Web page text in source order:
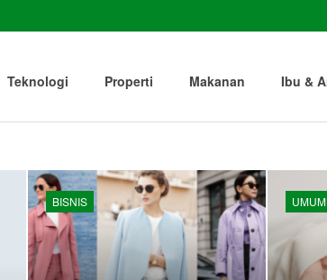
Teknologi Properti Makanan Ibu &
BISNIS UMUM